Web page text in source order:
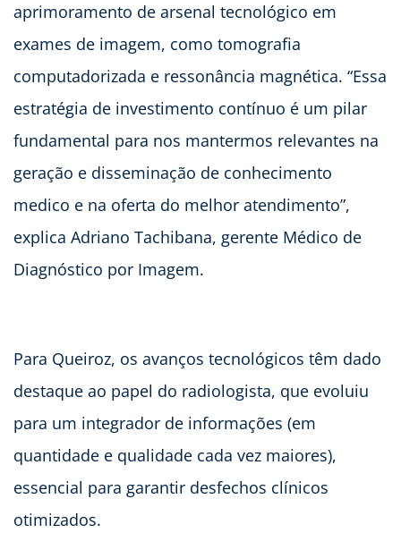
aprimoramento de arsenal tecnológico em
exames de imagem, como tomografia
computadorizada e ressonância magnética. “Essa
estratégia de investimento contínuo é um pilar
fundamental para nos mantermos relevantes na
geração e disseminação de conhecimento
medico e na oferta do melhor atendimento”,
explica Adriano Tachibana, gerente Médico de
Diagnóstico por Imagem.
Para Queiroz, os avanços tecnológicos têm dado
destaque ao papel do radiologista, que evoluiu
para um integrador de informações (em
quantidade e qualidade cada vez maiores),
essencial para garantir desfechos clínicos
otimizados.